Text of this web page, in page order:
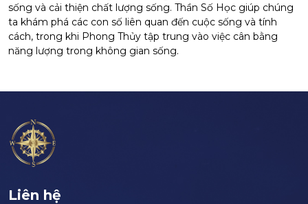
sống và cải thiện chất lượng sống. Thần Số Học giúp chúng
ta khám phá các con số liên quan đến cuộc sống và tính
cách, trong khi Phong Thủy tập trung vào việc cân bằng
năng lượng trong không gian sống.
Liên hệ